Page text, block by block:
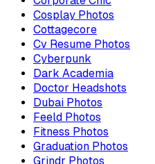
Cosplay Photos
Cottagecore
Cv Resume Photos
Cyberpunk
Dark Academia
Doctor Headshots
Dubai Photos
Feeld Photos
Fitness Photos
Graduation Photos
Grindr Photos